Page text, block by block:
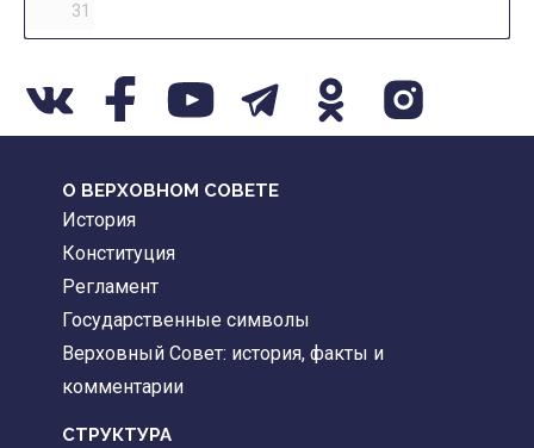
31
О ВЕРХОВНОМ СОВЕТЕ
История
Конституция
Регламент
Государственные символы
Верховный Совет: история, факты и
комментарии
CТРУКТУРА